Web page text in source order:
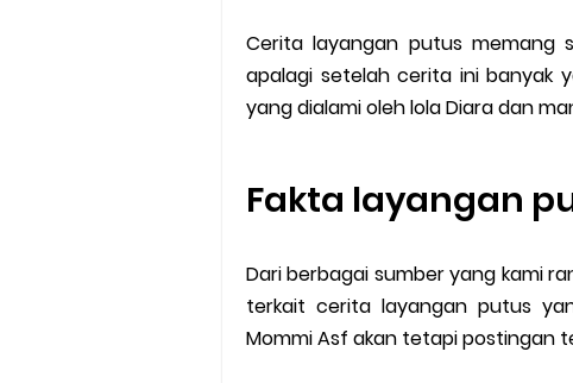
Cerita layangan putus memang
apalagi setelah cerita ini banyak
yang dialami oleh lola Diara dan
Fakta layangan
Dari berbagai sumber yang kami
terkait cerita layangan putus
Mommi Asf akan tetapi postingan